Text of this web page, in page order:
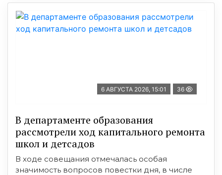
6 АВГУСТА 2026, 15:01 36
В департаменте образования
рассмотрели ход капитального ремонта
школ и детсадов
В ходе совещания отмечалась особая
значимость вопросов повестки дня, в числе